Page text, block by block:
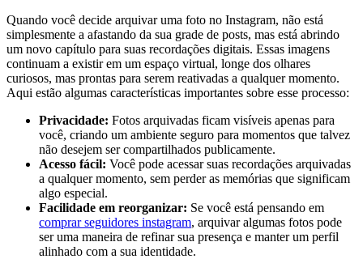
Quando você​ decide arquivar uma⁢ foto no⁤ Instagram, não está
simplesmente a afastando da sua grade de posts, mas está abrindo ​
um novo⁤ capítulo para suas recordações digitais. Essas imagens
continuam a existir ‌em um espaço virtual, longe dos olhares
curiosos, mas prontas para serem reativadas a ⁣qualquer momento.
Aqui estão algumas características importantes sobre esse processo:
Privacidade: Fotos arquivadas ficam visíveis apenas para
você, criando um ambiente seguro para momentos que talvez
não desejem ser compartilhados publicamente.
Acesso⁣ fácil: ‍Você pode acessar suas recordações arquivadas
a qualquer momento, sem perder as memórias que significam
algo especial.
Facilidade ​em reorganizar: Se você está pensando em
comprar ⁢seguidores instagram, arquivar algumas fotos pode
ser ⁣uma maneira de refinar sua presença e manter um perfil
alinhado com a sua identidade.